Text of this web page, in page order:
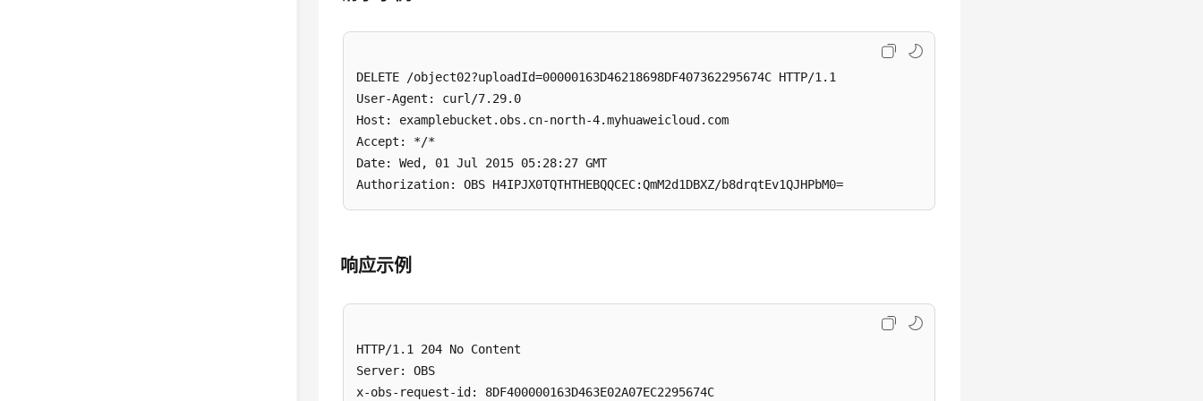
DELETE /object02?uploadId=00000163D46218698DF407362295674C HTTP/1.1
User-Agent: curl/7.29.0
Host: examplebucket.obs.cn-north-4.myhuaweicloud.com
Accept: */*
Date: Wed, 01 Jul 2015 05:28:27 GMT
响应示例
HTTP/1.1 204 No Content
Server: OBS
x-obs-request-id: 8DF400000163D463E02A07EC2295674C